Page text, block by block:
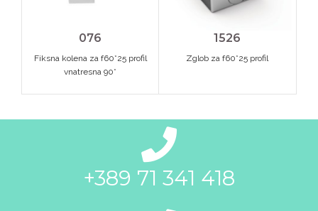
076
Fiksna kolena za f60*25 profil
vnatresna 90*
1526
Zglob za f60*25 profil
+389 71 341 418